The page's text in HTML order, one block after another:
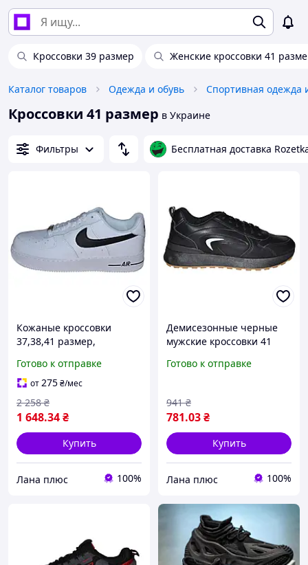
Кроссовки 39 размер Женские кроссовки 41
Каталог товаров Одежда и обувь Спортивная одежда
Кроссовки 41 размер в Украине
Фильтры Бесплатная доставка
Кожаные кроссовки
37,38,41 размер,
107-323-05
Готово к отправке
от275₴/мес
1 648.34₴
2 258 ₴
Купить
Лана плюс 100%
Демисезонные черные
мужские кроссовки 41
Готово к отправке
781.03₴
941 ₴
Купить
Лана плюс 100%